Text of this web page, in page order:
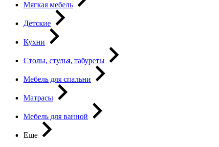
Мягкая мебель
Детские
Кухни
Столы, стулья, табуреты
Мебель для спальни
Матрасы
Мебель для ванной
Еще